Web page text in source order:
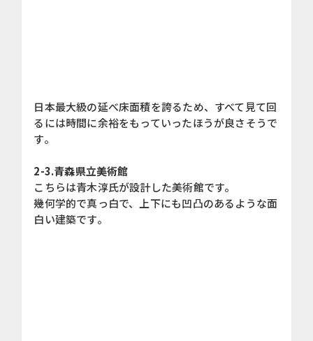
日本最大級の延べ床面積を誇るため、すべて見て回
るには時間に余裕をもっていったほうが良さそうで
す。
2-3.青森県立美術館
こちらは青木淳氏が設計した美術館です。
幾何学的で真っ白で、上下にも凹凸のあるような面
白い建築です。